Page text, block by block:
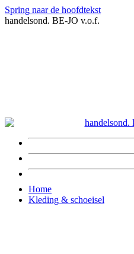
Spring naar de hoofdtekst
handelsond. BE-JO v.o.f.
Home
Kleding & schoeisel